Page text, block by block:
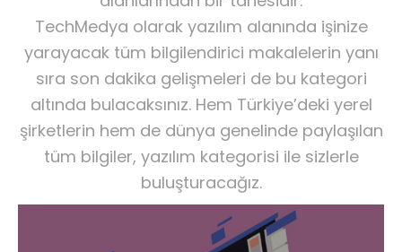
TechMedya olarak yazılım alanında işinize
yarayacak tüm bilgilendirici makalelerin yanı
sıra son dakika gelişmeleri de bu kategori
altında bulacaksınız. Hem Türkiye’deki yerel
şirketlerin hem de dünya genelinde paylaşılan
tüm bilgiler, yazılım kategorisi ile sizlerle
buluşturacağız.